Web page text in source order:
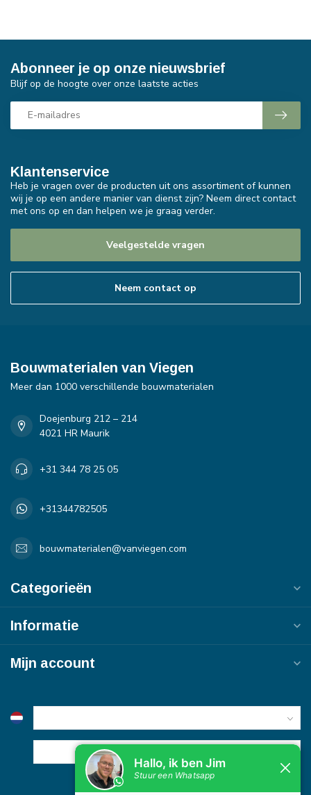
Klantenservice
Heb je vragen over de producten uit ons assortiment of kunnen
wij je op een andere manier van dienst zijn? Neem direct contact
met ons op en dan helpen we je graag verder.
Veelgestelde vragen
Neem contact op
Abonneer je op onze nieuwsbrief
Blijf op de hoogte over onze laatste acties
Bouwmaterialen van Viegen
Meer dan 1000 verschillende bouwmaterialen
Doejenburg 212 – 214
4021 HR Maurik
+31 344 78 25 05
+31344782505
bouwmaterialen@vanviegen.com
Categorieën
Informatie
Mijn account